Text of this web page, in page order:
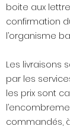
boite aux
confirmation
l’organisme
Les livraisons
par les
les prix sont
commandés,